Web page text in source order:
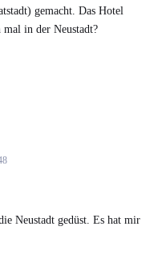
gemacht. Das Hotel
in der Neustadt?
Neustadt gedüst. Es hat mir